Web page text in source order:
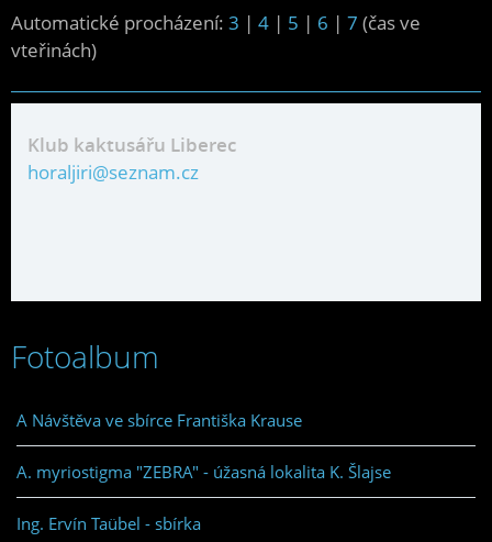
Automatické procházení: 3 | 4 | 5 | 6 | 7 (čas ve
vteřinách)
Klub kaktusářu Liberec
horaljiri@seznam.cz
Fotoalbum
A Návštěva ve sbírce Františka Krause
A. myriostigma "ZEBRA" - úžasná lokalita K. Šlajse
Ing. Ervín Taübel - sbírka